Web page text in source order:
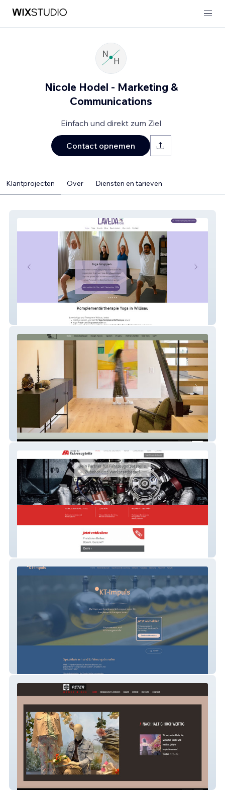
Nicole Hodel - Marketing &
Communications
Einfach und direkt zum Ziel
Contact opnemen
Klantprojecten Over Diensten en tarieven
Room Dna
Marti Fahrzeugteile
Peter Mode Willisau